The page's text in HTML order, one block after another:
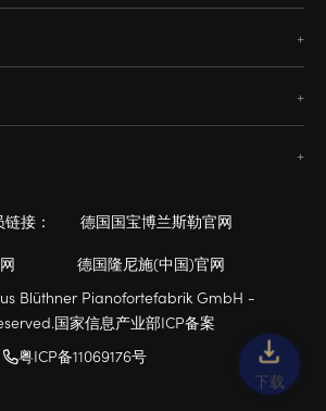
伴
接：
德国国宝博兰斯勒官网
德国隆尼施(中国)官网
Blüthner Pianofortefabrik GmbH -
国家信息产业部ICP备案
粤ICP备11069176号
下载